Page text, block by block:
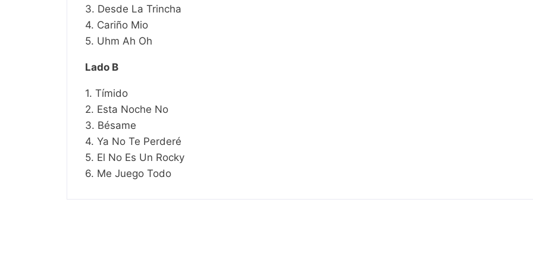
3. Desde La Trincha
4. Cariño Mio
5. Uhm Ah Oh
Lado B
1. Tímido
2. Esta Noche No
3. Bésame
4. Ya No Te Perderé
5. El No Es Un Rocky
6. Me Juego Todo